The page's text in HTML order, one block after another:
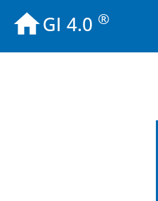
GI 4.0 ®